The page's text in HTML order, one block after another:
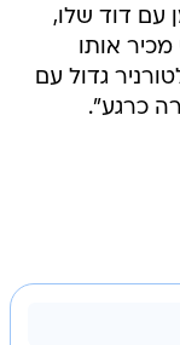
עם דוד שלו,
בתור ילד בן 14-15 ואני מכיר אותו
גדול עם
כרגע".